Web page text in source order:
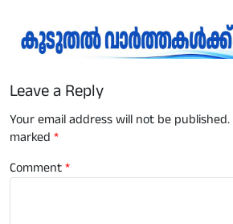
Leave a Reply
Your email address will not be published.
marked *
Comment*